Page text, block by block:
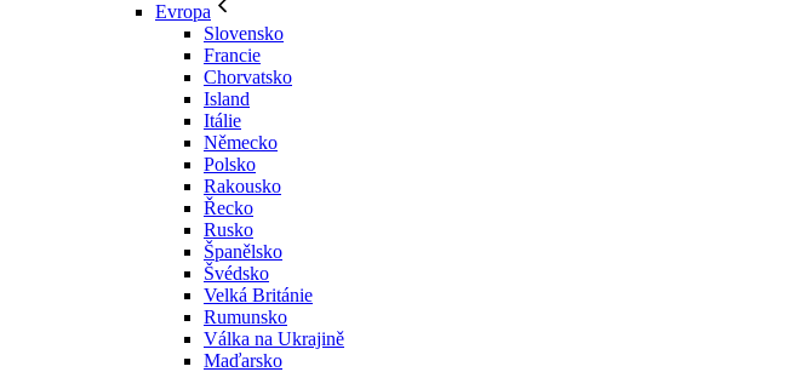
Evropa
Slovensko
Francie
Chorvatsko
Island
Itálie
Německo
Polsko
Rakousko
Řecko
Rusko
Španělsko
Švédsko
Velká Británie
Rumunsko
Válka na Ukrajině
Maďarsko